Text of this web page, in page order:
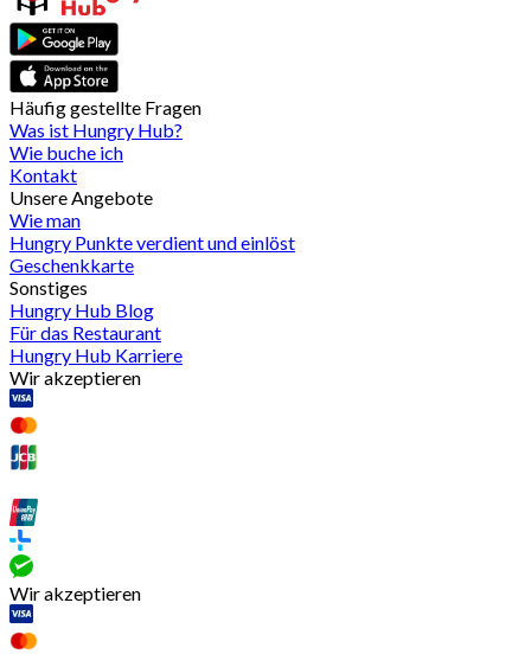
Häufig gestellte Fragen
Was ist Hungry Hub?
Wie buche ich
Kontakt
Unsere Angebote
Wie man
Hungry Punkte verdient und einlöst
Geschenkkarte
Sonstiges
Hungry Hub Blog
Für das Restaurant
Hungry Hub Karriere
Wir akzeptieren
Wir akzeptieren